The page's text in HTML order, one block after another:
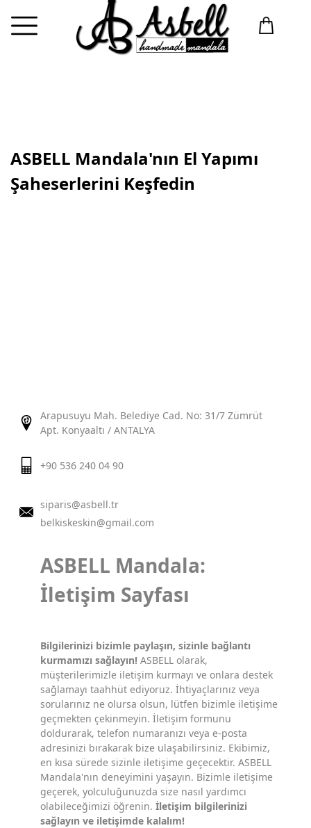
ASBELL Mandala'nın El Yapımı
Şaheserlerini Keşfedin
Arapusuyu Mah. Belediye Cad. No: 31/7 Zümrüt
Apt. Konyaaltı / ANTALYA
+90 536 240 04 90
siparis@asbell.tr
belkiskeskin@gmail.com
ASBELL Mandala:
İletişim Sayfası
Bilgilerinizi bizimle paylaşın, sizinle bağlantı
kurmamızı sağlayın! ASBELL olarak,
müşterilerimizle iletişim kurmayı ve onlara destek
sağlamayı taahhüt ediyoruz. İhtiyaçlarınız veya
sorularınız ne olursa olsun, lütfen bizimle iletişime
geçmekten çekinmeyin. İletişim formunu
doldurarak, telefon numaranızı veya e-posta
adresinizi bırakarak bize ulaşabilirsiniz. Ekibimiz,
en kısa sürede sizinle iletişime geçecektir. ASBELL
Mandala'nın deneyimini yaşayın. Bizimle iletişime
geçerek, yolculuğunuzda size nasıl yardımcı
olabileceğimizi öğrenin.İletişim bilgilerinizi
sağlayın ve iletişimde kalalım!